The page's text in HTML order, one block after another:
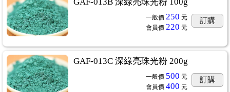
GAF-013B 深綠亮珠光粉 100g
一般價 250 元
會員價 220 元
訂購
GAF-013C 深綠亮珠光粉 200g
一般價 500 元
會員價 400 元
訂購